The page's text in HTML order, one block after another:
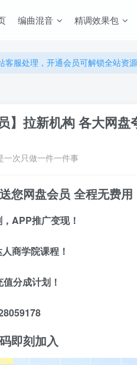
编曲混音 精调效果包
联系网站底部客服。加入会员享
联系网站底部客服。加入会员享
】拉新机构 各大网
一次只做一件一件事
您网盘会员 全程无费用
APP推广变现！
商学院课程！
分成计划！
即刻加入